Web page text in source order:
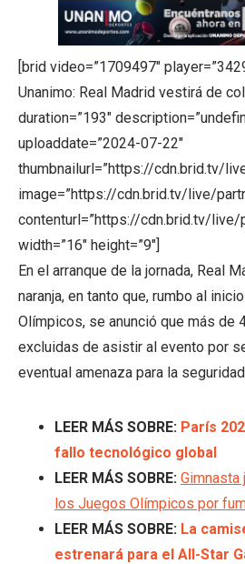
[brid video=”1709497″
Unanimo: Real Madrid vestirá de
duration=”193″
uploaddate=”2024-07-22″
thumbnailurl=”https://cdn.brid.tv/
image=”https://cdn.brid.tv/live/
contenturl=”https://cdn.brid.tv/
width=”16″ height=”9″]
En el arranque de la jornada, Real
naranja, en tanto que, rumbo al
Olímpicos, se anunció que más de
excluidas de asistir al evento por
eventual amenaza para la
LEER MÁS SOBRE: París
fallo tecnológico global
LEER MÁS SOBRE: Gimnasta
los Juegos Olímpicos por
LEER MÁS SOBRE: La
estrenará para el All-Star